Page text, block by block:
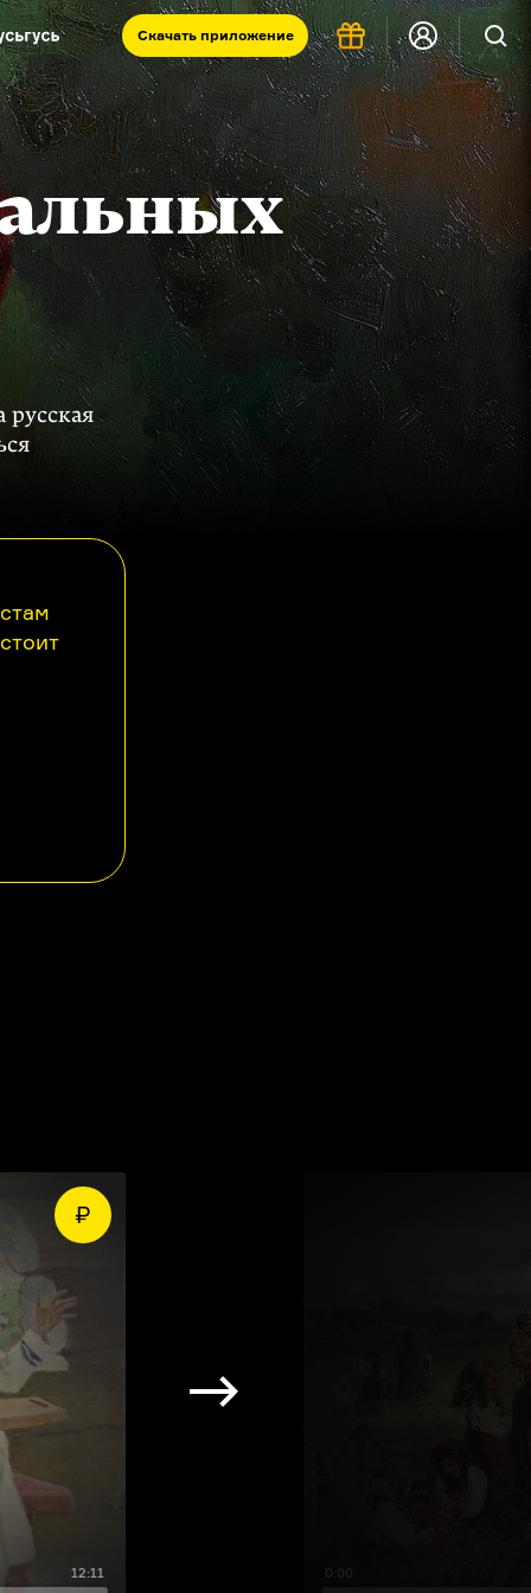
Скачать приложение
Запад и Восток: история культур
такое античность
12:11 0:00